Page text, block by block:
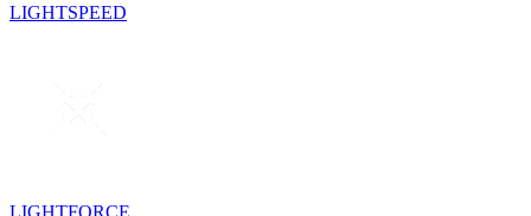
LIGHTSPEED
LIGHTFORCE